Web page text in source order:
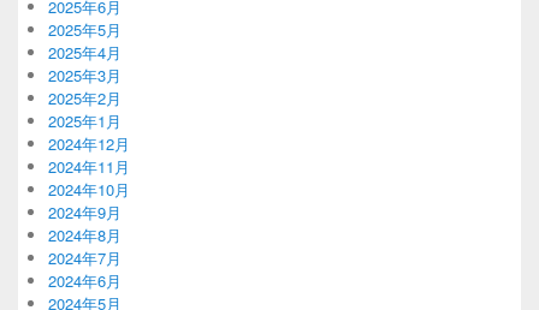
2025年6月
2025年5月
2025年4月
2025年3月
2025年2月
2025年1月
2024年12月
2024年11月
2024年10月
2024年9月
2024年8月
2024年7月
2024年6月
2024年5月